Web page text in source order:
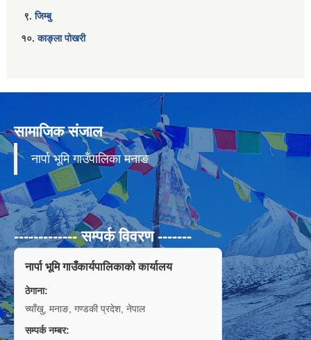
९.जिम्बु
१०.काङ्ला पोखरी
सामाजिक संजाल
नार्पा भूमि गाउँपालिका मनाङ
------------- सम्पर्क विवरण -------
नार्पा भूमि गाउँकार्यपालिकाको कार्यालय
ठेगाना:
च्याँखु, मनाङ, गण्डकी प्रदेश, नेपाल
सम्पर्क नम्बर: